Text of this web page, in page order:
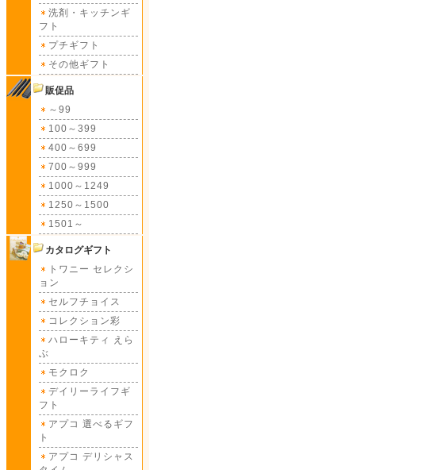
洗剤・キッチンギ
フト
プチギフト
その他ギフト
販促品
～99
100～399
400～699
700～999
1000～1249
1250～1500
1501～
カタログギフト
トワニー セレクシ
ョン
セルフチョイス
コレクション彩
ハローキティ えら
ぶ
モクロク
デイリーライフギ
フト
アプコ 選べるギフ
ト
アプコ デリシャス